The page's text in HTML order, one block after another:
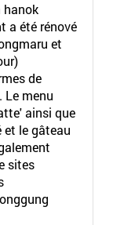
hanok
a été rénové
et
de
Le menu
ainsi que
et le gâteau
sites